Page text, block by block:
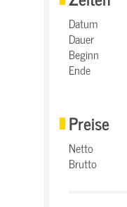
Datum
Dauer
Beginn
Ende
Preise
Netto
Brutto